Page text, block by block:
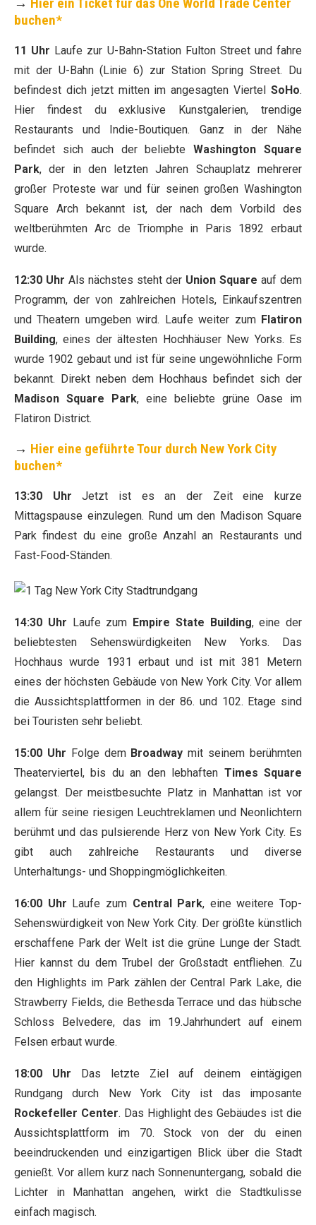
buchen*
11 Uhr Laufe zur U-Bahn-Station Fulton Street und fahre
mit der U-Bahn (Linie 6) zur Station Spring Street. Du
befindest dich jetzt mitten im angesagten Viertel SoHo.
Hier findest du exklusive Kunstgalerien, trendige
Restaurants und Indie-Boutiquen. Ganz in der Nähe
befindet sich auch der beliebteWashington Square
Park, der in den letzten Jahren Schauplatz mehrerer
großer Proteste war und für seinen großen Washington
Square Arch bekannt ist, der nach dem Vorbild des
weltberühmten Arc de Triomphe in Paris 1892 erbaut
wurde.
12:30 Uhr Als nächstes steht der Union Square auf dem
Programm, der von zahlreichen Hotels, Einkaufszentren
und Theatern umgeben wird. Laufe weiter zum Flatiron
Building, eines der ältesten Hochhäuser New Yorks. Es
wurde 1902 gebaut und ist für seine ungewöhnliche Form
bekannt. Direkt neben dem Hochhaus befindet sich der
Madison Square Park, eine beliebte grüne Oase im
Flatiron District.
→ Hier eine geführte Tour durch New York City
buchen*
13:30 Uhr Jetzt ist es an der Zeit eine kurze
Mittagspause einzulegen. Rund um den Madison Square
Park findest du eine große Anzahl an Restaurants und
Fast-Food-Ständen.
14:30 Uhr Laufe zum Empire State Building, eine der
beliebtesten Sehenswürdigkeiten New Yorks. Das
Hochhaus wurde 1931 erbaut und ist mit 381 Metern
eines der höchsten Gebäude von New York City. Vor allem
die Aussichtsplattformen in der 86. und 102. Etage sind
bei Touristen sehr beliebt.
15:00 Uhr Folge dem Broadway mit seinem berühmten
Theaterviertel, bis du an den lebhaften Times Square
gelangst. Der meistbesuchte Platz in Manhattan ist vor
allem für seine riesigen Leuchtreklamen und Neonlichtern
berühmt und das pulsierende Herz von New York City. Es
gibt auch zahlreiche Restaurants und diverse
Unterhaltungs- und Shoppingmöglichkeiten.
16:00 Uhr Laufe zum Central Park, eine weitere Top-
Sehenswürdigkeit von New York City. Der größte künstlich
erschaffene Park der Welt ist die grüne Lunge der Stadt.
Hier kannst du dem Trubel der Großstadt entfliehen. Zu
den Highlights im Park zählen der Central Park Lake, die
Strawberry Fields, die Bethesda Terrace und das hübsche
Schloss Belvedere, das im 19.Jahrhundert auf einem
Felsen erbaut wurde.
18:00 Uhr Das letzte Ziel auf deinem eintägigen
Rundgang durch New York City ist das imposante
Rockefeller Center. Das Highlight des Gebäudes ist die
Aussichtsplattform im 70. Stock von der du einen
beeindruckenden und einzigartigen Blick über die Stadt
genießt. Vor allem kurz nach Sonnenuntergang, sobald die
Lichter in Manhattan angehen, wirkt die Stadtkulisse
einfach magisch.